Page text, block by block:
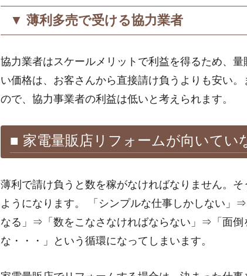
▼ 薄利多売で受ける協力業者
協力業者はスケールメリットで利益を得るため、
い価格は、お客さんから直接請け負うよりも安い
ので、協力事業者の利益は低いと考えられます。
■ 家電量販店リフォームが向いてい
薄利で請け負うと数を稼がなければなりません。
ようになります。 「シンプルな仕事しかしない」
なる」⇒「数をこなさなければならない」⇒「面
な・・・」という循環になってしまいます。